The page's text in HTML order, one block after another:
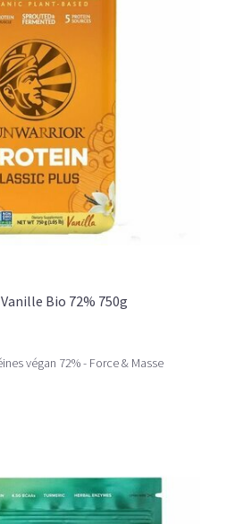
énergisante.
riche en protéines, léger
Bio 72% 750g
végan 72% - Force & Masse